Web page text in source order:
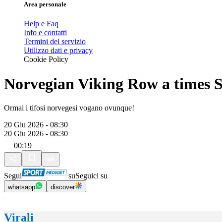
Area personale
Help e Faq
Info e contatti
Termini del servizio
Utilizzo dati e privacy
Cookie Policy
Norvegian Viking Row a times
Ormai i tifosi norvegesi vogano ovunque!
20 Giu 2026 - 08:30
20 Giu 2026 - 08:30
00:19
Segui suSeguici su
whatsapp discover
Virali